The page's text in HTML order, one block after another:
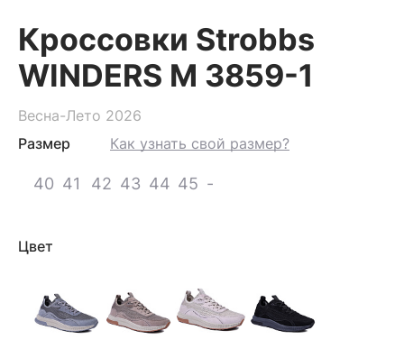
Кроссовки Strobbs
WINDERS M 3859-1
Весна-Лето 2026
Размер
Как узнать свой размер?
40 41 42 43 44 45 -
Цвет